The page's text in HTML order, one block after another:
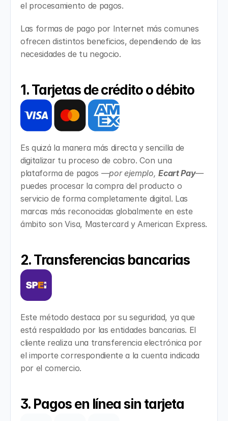
el procesamiento de pagos.
Las formas de pago por Internet más comunes
ofrecen distintos beneficios, dependiendo de las
necesidades de tu negocio.
1. Tarjetas de crédito o débito
Es quizá la manera más directa y sencilla de
digitalizar tu proceso de cobro. Con una
plataforma de pagos —por ejemplo, Ecart Pay
—
puedes procesar la compra del producto o
servicio de forma completamente digital. Las
marcas más reconocidas globalmente en este
ámbito son Visa, Mastercard y American Express.
2. Transferencias bancarias
Este método destaca por su seguridad, ya que
está respaldado por las entidades bancarias. El
cliente realiza una transferencia electrónica por
el importe correspondiente a la cuenta indicada
por el comercio.
3. Pagos en línea sin tarjeta